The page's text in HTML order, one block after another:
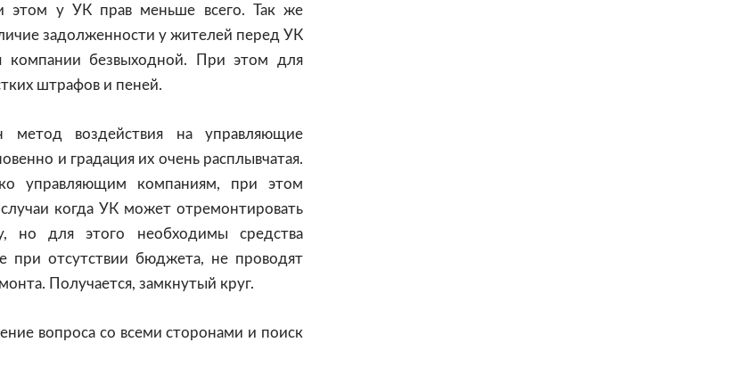
этом у УК прав меньше всего. Так же
задолженности у жителей перед УК
компании безвыходной. При этом для
штрафов и пеней.
воздействия на управляющие
и градация их очень расплывчатая.
управляющим компаниям, при этом
когда УК может отремонтировать
но для этого необходимы средства
при отсутствии бюджета, не проводят
Получается, замкнутый круг.
вопроса со всеми сторонами и поиск